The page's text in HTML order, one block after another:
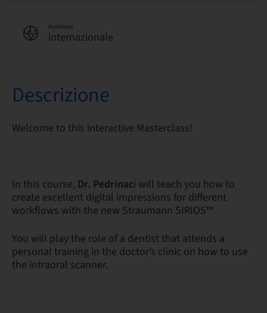
Audience
internazionale
Descrizione
Welcome to this interactive Masterclass!
In this course, Dr. Pedrinaci will teach you how to
create excellent digital impressions for different
workflows with the new Straumann SIRIOS™
You will play the role of a dentist that attends a
personal training in the doctor’s clinic on how to use
the intraoral scanner.